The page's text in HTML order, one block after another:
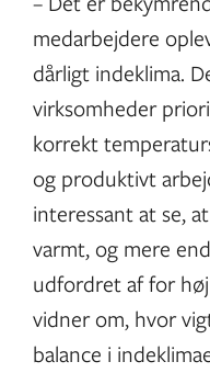
medarbejdere
dårligt indeklima.
virksomheder
korrekt
og produktivt
interessant at se,
varmt, og mere
udfordret af for
vidner om, hvor
balance i